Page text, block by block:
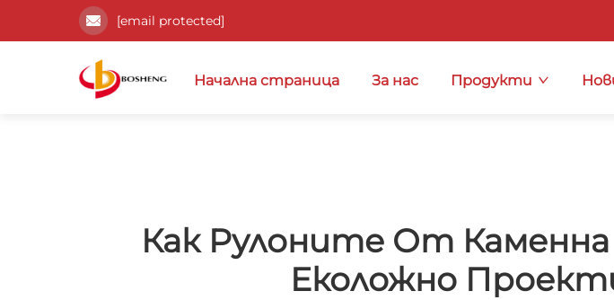
[email protected]
Начална страница За нас Продукти
Как Рулоните От
Еколожно